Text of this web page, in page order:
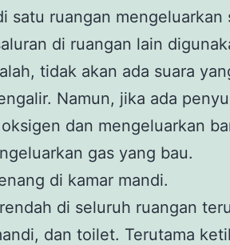
satu ruangan mengeluarkan
di ruangan lain
tidak akan ada suara
Namun, jika ada
dan mengeluarkan
gas yang bau.
di kamar mandi.
di seluruh ruangan
dan toilet. Terutama